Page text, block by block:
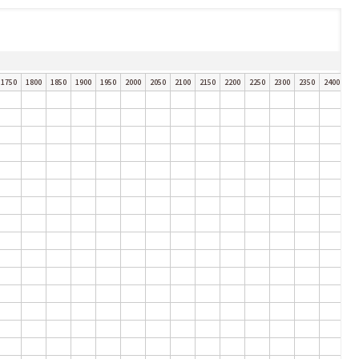
1750 1800 1850 1900 1950 2000 2050 2100 2150 2200 2250 2300 2350
2400